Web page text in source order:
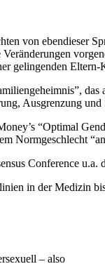
von ebendieser
Veränderungen
gelingenden
Ausgrenzung
“Optimal
Normgeschlecht
Conference
in der Medizin
– also